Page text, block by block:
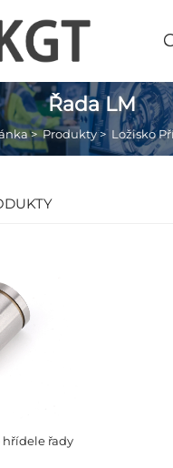
Řada LM
>Produkty> Ložisko
řady